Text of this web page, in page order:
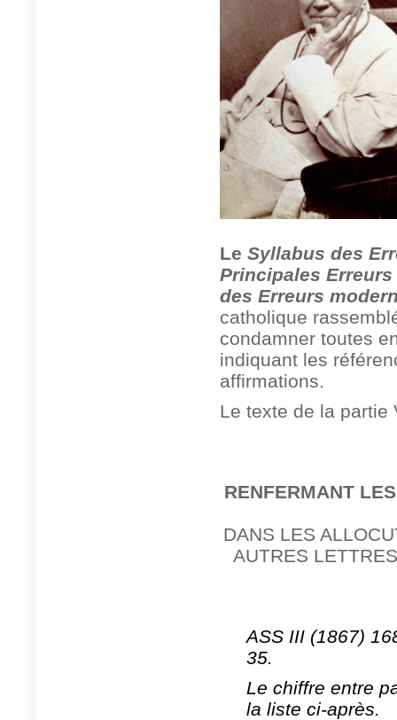
Le Syllabus des
Principales
des Erreurs
catholique
condamner toutes
indiquant les
affirmations.
Le texte de la partie
RENFERMANT
DANS LES
AUTRES
ASS III (1867)
35.
Le chiffre entre
la liste ci-après.